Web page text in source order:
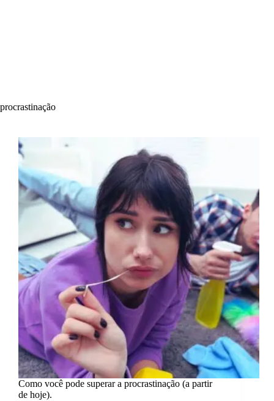
procrastinação
Como você pode superar a procrastinação (a partir
de hoje).